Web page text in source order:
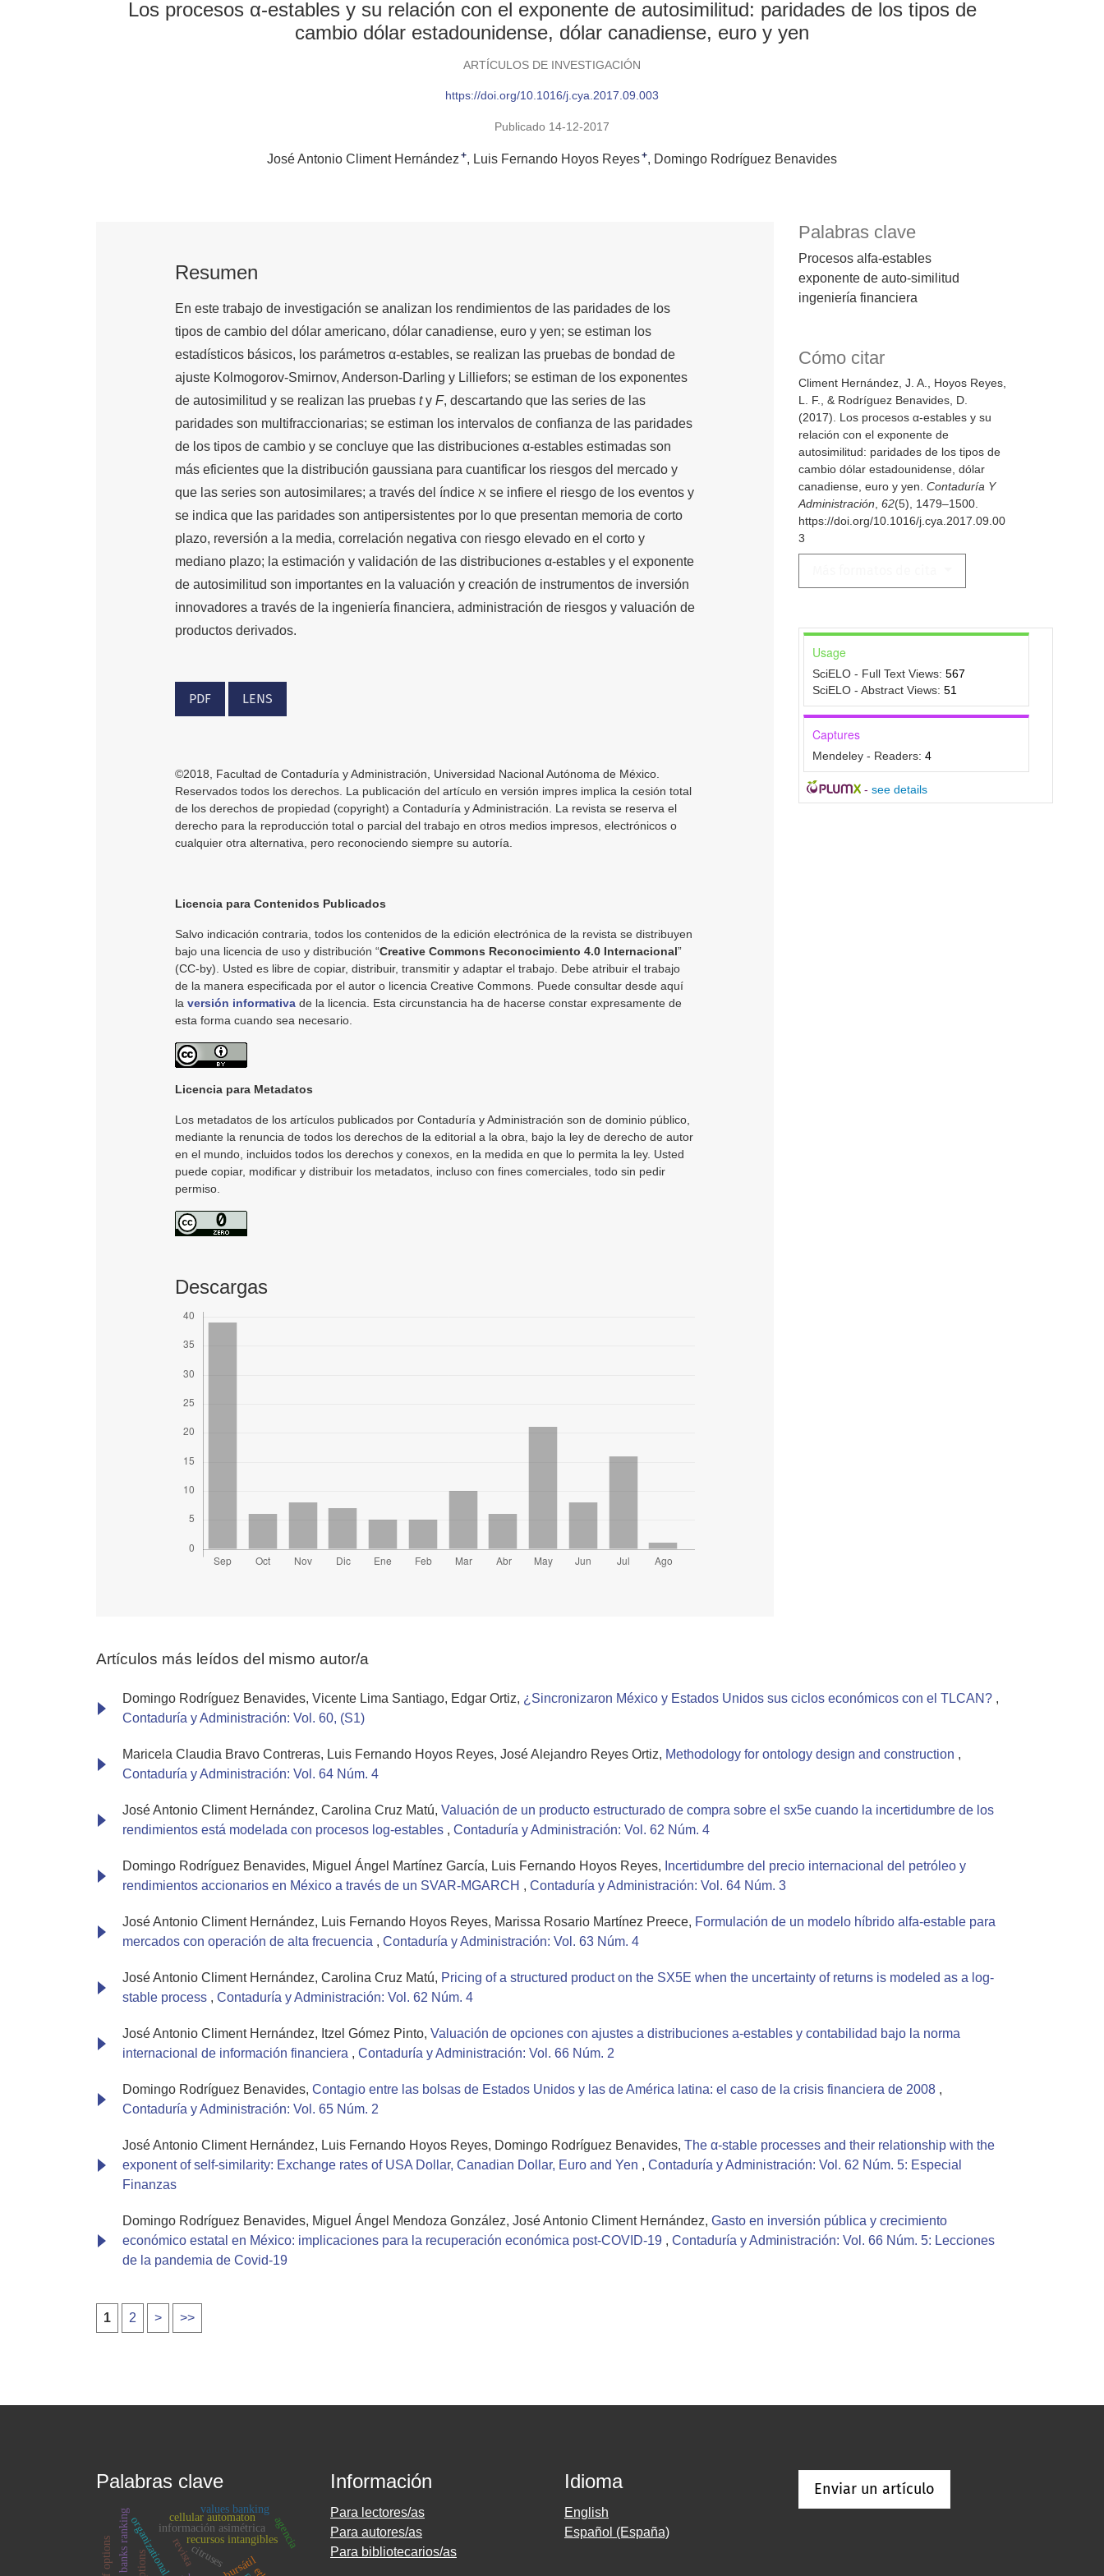
Los procesos α-estables y su relación con el exponente de autosimilitud: paridades de los tipos de
cambio dólar estadounidense, dólar canadiense, euro y yen
ARTÍCULOS DE INVESTIGACIÓN
https://doi.org/10.1016/j.cya.2017.09.003
Publicado 14-12-2017
José Antonio Climent Hernández + Luis Fernando Hoyos Reyes+ Domingo Rodríguez Benavides
Palabras clave
Procesos alfa-estables
exponente de auto-similitud
ingeniería financiera
Cómo citar
Climent Hernández, J. A., Hoyos Reyes,
L. F., & Rodríguez Benavides, D.
(2017). Los procesos α-estables y su
relación con el exponente de
autosimilitud: paridades de los tipos de
cambio dólar estadounidense, dólar
canadiense, euro y yen. Contaduría Y
Administración 62(5), 1479–1500.
https://doi.org/10.1016/j.cya.2017.09.00
3
Usage
SciELO - Full Text Views: 567
SciELO - Abstract Views: 51
Captures
Mendeley - Readers: 4
- see details
Resumen
En este trabajo de investigación se analizan los rendimientos de las paridades de los
tipos de cambio del dólar americano, dólar canadiense, euro y yen; se estiman los
estadísticos básicos, los parámetros α-estables, se realizan las pruebas de bondad de
ajuste Kolmogorov-Smirnov, Anderson-Darling y Lilliefors; se estiman de los exponentes
de autosimilitud y se realizan las pruebas ty F, descartando que las series de las
paridades son multifraccionarias; se estiman los intervalos de confianza de las paridades
de los tipos de cambio y se concluye que las distribuciones α-estables estimadas son
más eficientes que la distribución gaussiana para cuantificar los riesgos del mercado y
que las series son autosimilares; a través del índice ℵ se infiere el riesgo de los eventos y
se indica que las paridades son antipersistentes por lo que presentan memoria de corto
plazo, reversión a la media, correlación negativa con riesgo elevado en el corto y
mediano plazo; la estimación y validación de las distribuciones α-estables y el exponente
de autosimilitud son importantes en la valuación y creación de instrumentos de inversión
innovadores a través de la ingeniería financiera, administración de riesgos y valuación de
productos derivados.
PDF LENS
©2018, Facultad de Contaduría y Administración, Universidad Nacional Autónoma de México.
Reservados todos los derechos. La publicación del artículo en versión impres implica la cesión total
de los derechos de propiedad (copyright) a Contaduría y Administración. La revista se reserva el
derecho para la reproducción total o parcial del trabajo en otros medios impresos, electrónicos o
cualquier otra alternativa, pero reconociendo siempre su autoría.
Licencia para Contenidos Publicados
Salvo indicación contraria, todos los contenidos de la edición electrónica de la revista se distribuyen
bajo una licencia de uso y distribución “Creative Commons Reconocimiento 4.0 Internacional”
(CC-by). Usted es libre de copiar, distribuir, transmitir y adaptar el trabajo. Debe atribuir el trabajo
de la manera especificada por el autor o licencia Creative Commons. Puede consultar desde aquí
la versión informativa de la licencia. Esta circunstancia ha de hacerse constar expresamente de
esta forma cuando sea necesario.
Licencia para Metadatos
Los metadatos de los artículos publicados por Contaduría y Administración son de dominio público,
mediante la renuncia de todos los derechos de la editorial a la obra, bajo la ley de derecho de autor
en el mundo, incluidos todos los derechos y conexos, en la medida en que lo permita la ley. Usted
puede copiar, modificar y distribuir los metadatos, incluso con fines comerciales, todo sin pedir
permiso.
Descargas
Artículos más leídos del mismo autor/a
Domingo Rodríguez Benavides, Vicente Lima Santiago, Edgar Ortiz, ¿Sincronizaron México y Estados Unidos sus ciclos económicos con el TLCAN? ,
Contaduría y Administración: Vol. 60, (S1)
Maricela Claudia Bravo Contreras, Luis Fernando Hoyos Reyes, José Alejandro Reyes Ortiz, Methodology for ontology design and construction ,
Contaduría y Administración: Vol. 64 Núm. 4
José Antonio Climent Hernández, Carolina Cruz Matú, Valuación de un producto estructurado de compra sobre el sx5e cuando la incertidumbre de los
rendimientos está modelada con procesos log-estables , Contaduría y Administración: Vol. 62 Núm. 4
Domingo Rodríguez Benavides, Miguel Ángel Martínez García, Luis Fernando Hoyos Reyes, Incertidumbre del precio internacional del petróleo y
rendimientos accionarios en México a través de un SVAR-MGARCH , Contaduría y Administración: Vol. 64 Núm. 3
José Antonio Climent Hernández, Luis Fernando Hoyos Reyes, Marissa Rosario Martínez Preece, Formulación de un modelo híbrido alfa-estable para
mercados con operación de alta frecuencia , Contaduría y Administración: Vol. 63 Núm. 4
José Antonio Climent Hernández, Carolina Cruz Matú, Pricing of a structured product on the SX5E when the uncertainty of returns is modeled as a log-
stable process , Contaduría y Administración: Vol. 62 Núm. 4
José Antonio Climent Hernández, Itzel Gómez Pinto, Valuación de opciones con ajustes a distribuciones a-estables y contabilidad bajo la norma
internacional de información financiera , Contaduría y Administración: Vol. 66 Núm. 2
Domingo Rodríguez Benavides, Contagio entre las bolsas de Estados Unidos y las de América latina: el caso de la crisis financiera de 2008 ,
Contaduría y Administración: Vol. 65 Núm. 2
José Antonio Climent Hernández, Luis Fernando Hoyos Reyes, Domingo Rodríguez Benavides, The α-stable processes and their relationship with the
exponent of self-similarity: Exchange rates of USA Dollar, Canadian Dollar, Euro and Yen , Contaduría y Administración: Vol. 62 Núm. 5: Especial
Finanzas
Domingo Rodríguez Benavides, Miguel Ángel Mendoza González, José Antonio Climent Hernández, Gasto en inversión pública y crecimiento
económico estatal en México: implicaciones para la recuperación económica post-COVID-19 , Contaduría y Administración: Vol. 66 Núm. 5: Lecciones
de la pandemia de Covid-19
1 2 > >>
Palabras clave
revistarecursos intangibles
información asimétrica agencia
citruses
cellular automaton
values banking
Información
Para lectores/as
Para autores/as
Para bibliotecarios/as
Idioma
English
Español (España)
Enviar un artículo